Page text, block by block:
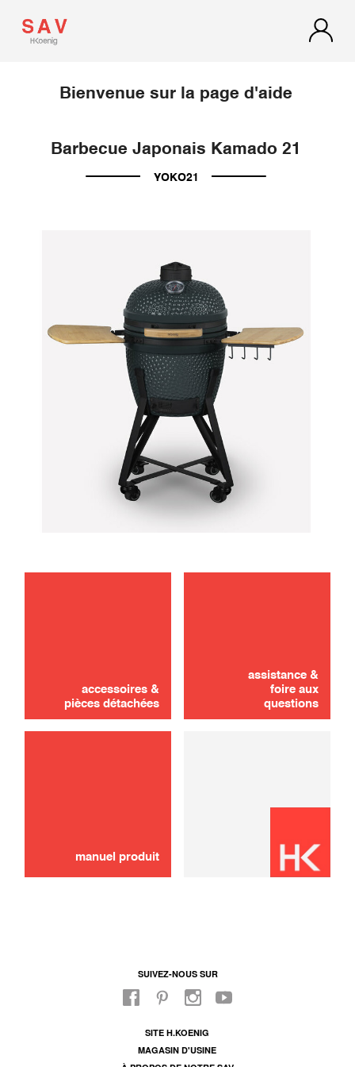
Bienvenue sur la page d'aide
Barbecue Japonais Kamado 21
YOKO21
accessoires &
pièces détachées
assistance &
foire aux
questions
manuel produit
SUIVEZ-NOUS SUR
SITE H.KOENIG
MAGASIN D'USINE